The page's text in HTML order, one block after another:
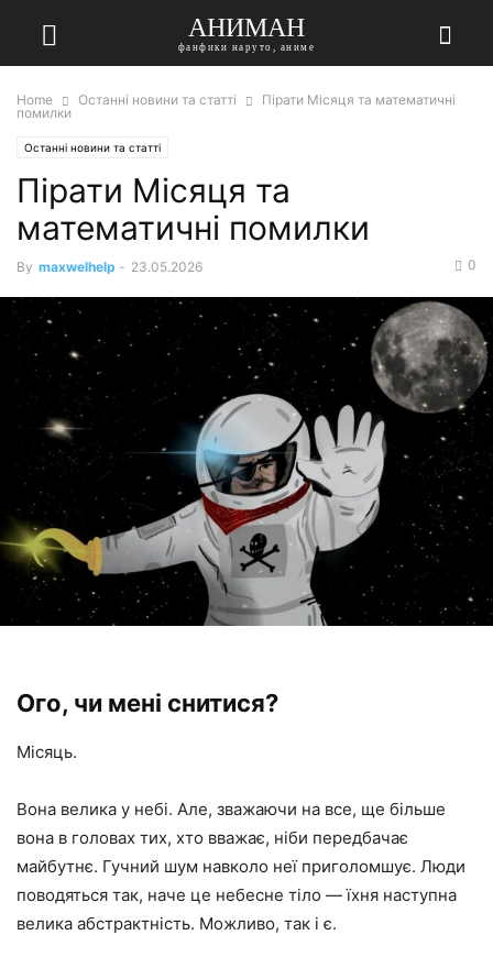
АНИМАН
фанфики наруто, аниме
Home Останні новини та статті
Пірати Місяця та математичні
помилки
Останні новини та статті
Пірати Місяця та
математичні помилки
By maxwelhelp - 23.05.2026 0
Ого, чи мені снитися?
Місяць.
Вона велика у небі. Але, зважаючи на все, ще більше
вона в головах тих, хто вважає, ніби передбачає
майбутнє. Гучний шум навколо неї приголомшує. Люди
поводяться так, наче це небесне тіло — їхня наступна
велика абстрактність. Можливо, так і є.